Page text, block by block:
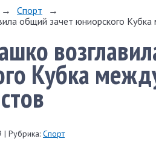
→ Спорт
→
общий зачет юниорского
Кубка
| Рубрика: Спорт